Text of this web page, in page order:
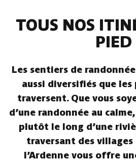
TOUS NOS
PIED
Les sentiers de
aussi diversifiés que les
traversent. Que vous
d’une randonnée au
plutôt le long d’une
traversant des
l’Ardenne vous offre